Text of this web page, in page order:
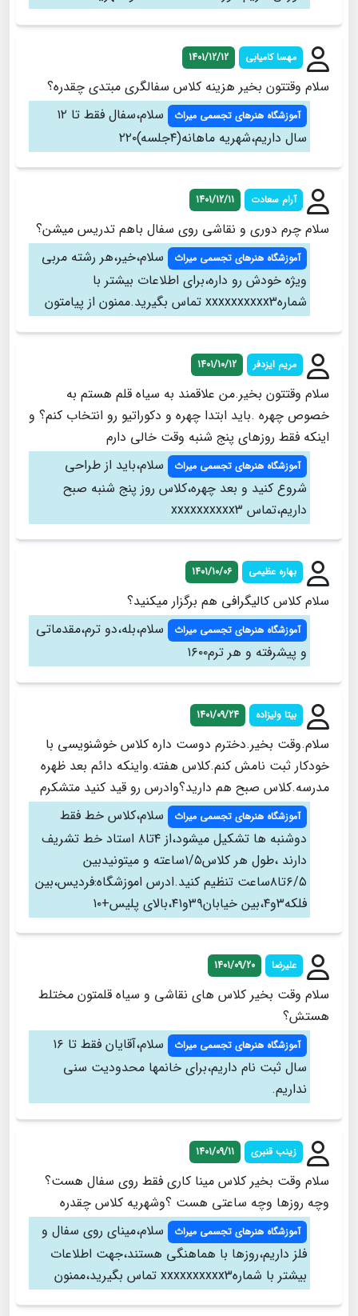
مهسا کامیابی 1401/12/12
سلام وقتتون بخیر هزینه کلاس سفالگری مبتدی چقدره؟
آموزشگاه هنرهای تجسمی میراث
سلام،سفال فقط تا ۱۲
سال داریم،شهریه ماهانه(۴جلسه)۲۲۰
آرام سعادت 1401/12/11
سلام چرم دوری و نقاشی روی سفال باهم تدریس میشن؟
آموزشگاه هنرهای تجسمی میراث
سلام،خیر،هر رشته مربی
ویژه خودش رو داره،برای اطلاعات بیشتر با
شمارهxxxxxxxxxx3 تماس بگیرید.ممنون از پیامتون
مریم ایزدفر 1401/10/12
سلام وقتتون بخیر.من علاقمند به سیاه قلم هستم به
خصوص چهره .باید ابتدا چهره و دکوراتیو رو انتخاب کنم؟ و
اینکه فقط روزهای پنج شنبه وقت خالی دارم
آموزشگاه هنرهای تجسمی میراث
سلام،باید از طراحی
شروع کنید و بعد چهره،کلاس روز پنج شنبه صبح
داریم،تماس xxxxxxxxxx3
بهاره عظیمی 1401/10/06
سلام کلاس کالیگرافی هم برگزار میکنید؟
آموزشگاه هنرهای تجسمی میراث
سلام،بله،دو ترم،مقدماتی
و پیشرفته و هر ترم۱۶۰۰
بیتا ولیزاده 1401/09/24
سلام.وقت بخیر.دخترم دوست داره کلاس خوشنویسی با
خودکار ثبت نامش کنم.کلاس هفته.واینکه دائم بعد ظهره
مدرسه.کلاس صبح هم دارید؟وادرس رو قید کنید متشکرم
آموزشگاه هنرهای تجسمی میراث
سلام،کلاس خط فقط
دوشنبه ها تشکیل میشود،از ۴تا۸ استاد خط تشریف
دارند ،طول هر کلاس۱/۵ساعته و میتونیدبین
۶/۵تا۸ساعت تنظیم کنید.ادرس اموزشگاه:فردیس،بین
فلکه۳و۴،بین خیابان۳۹و۴۱،بالای پلیس+۱۰
علیرضا 1401/09/20
سلام وقت بخیر کلاس های نقاشی و سیاه قلمتون مختلط
هستش؟
آموزشگاه هنرهای تجسمی میراث
سلام،آقایان فقط تا ۱۶
سال ثبت نام داریم،برای خانمها محدودیت سنی
نداریم.
زینب قنبری 1401/09/11
سلام وقت بخیر کلاس مینا کاری فقط روی سفال هست؟
وچه روزها وچه ساعتی هست ؟وشهریه کلاس چقدره
آموزشگاه هنرهای تجسمی میراث
سلام،مینای روی سفال و
فلز داریم،روزها با هماهنگی هستند،جهت اطلاعات
بیشتر با شمارهxxxxxxxxxx3 تماس بگیرید،ممنون